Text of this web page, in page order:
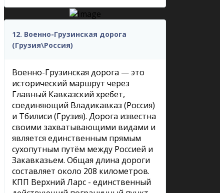
12. Военно-Грузинская дорога
(Грузия\Россия)
Военно-Грузинская дорога — это
исторический маршрут через
Главный Кавказский хребет,
соединяющий Владикавказ (Россия)
и Тбилиси (Грузия). Дорога известна
своими захватывающими видами и
является единственным прямым
сухопутным путём между Россией и
Закавказьем. Общая длина дороги
составляет около 208 километров.
КПП Верхний Ларс - единственный